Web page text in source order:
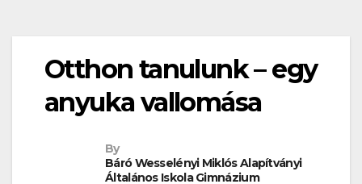
Otthon tanulunk – egy
anyuka vallomása
By
Báró Wesselényi Miklós Alapítványi
Általános Iskola Gimnázium